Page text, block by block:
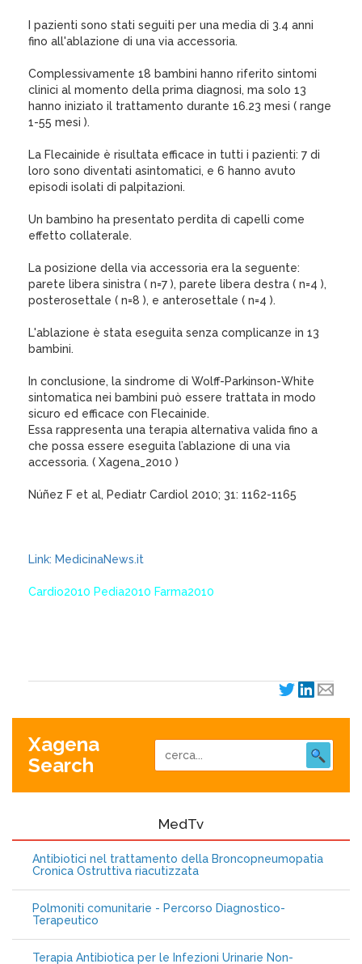
I pazienti sono stati seguiti per una media di 3.4 anni
fino all'ablazione di una via accessoria.
Complessivamente 18 bambini hanno riferito sintomi
clinici al momento della prima diagnosi, ma solo 13
hanno iniziato il trattamento durante 16.23 mesi ( range
1-55 mesi ).
La Flecainide è risultata efficace in tutti i pazienti: 7 di
loro sono diventati asintomatici, e 6 hanno avuto
episodi isolati di palpitazioni.
Un bambino ha presentato perdita di capelli come
effetto collaterale.
La posizione della via accessoria era la seguente:
parete libera sinistra ( n=7 ), parete libera destra ( n=4 ),
posterosettale ( n=8 ), e anterosettale ( n=4 ).
L'ablazione è stata eseguita senza complicanze in 13
bambini.
In conclusione, la sindrome di Wolff-Parkinson-White
sintomatica nei bambini può essere trattata in modo
sicuro ed efficace con Flecainide.
Essa rappresenta una terapia alternativa valida fino a
che possa essere eseguita l’ablazione di una via
accessoria. ( Xagena_2010 )
Núñez F et al, Pediatr Cardiol 2010; 31: 1162-1165
Link: MedicinaNews.it
Cardio2010 Pedia2010 Farma2010
Xagena
Search
MedTv
Antibiotici nel trattamento della Broncopneumopatia
Cronica Ostruttiva riacutizzata
Polmoniti comunitarie - Percorso Diagnostico-
Terapeutico
Terapia Antibiotica per le Infezioni Urinarie Non-